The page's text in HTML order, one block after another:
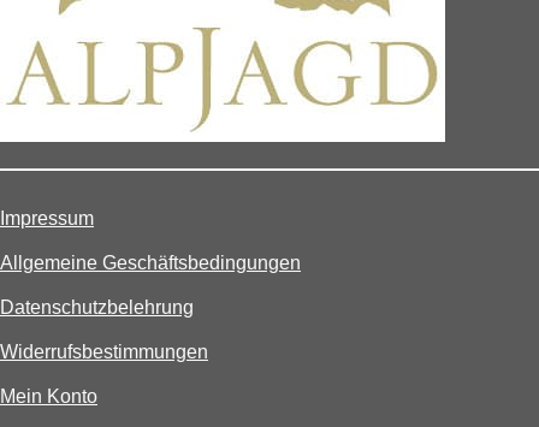
Impressum
Allgemeine Geschäftsbedingungen
Datenschutzbelehrung
Widerrufsbestimmungen
Mein Konto